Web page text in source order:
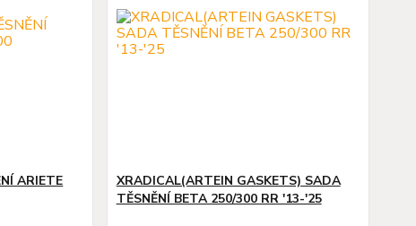
ARIETE
XRADICAL(ARTEIN GASKETS) SADA
TĚSNĚNÍ BETA 250/300 RR '13-'25